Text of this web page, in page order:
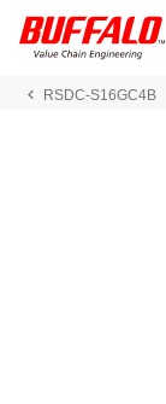
RSDC-S16GC4B